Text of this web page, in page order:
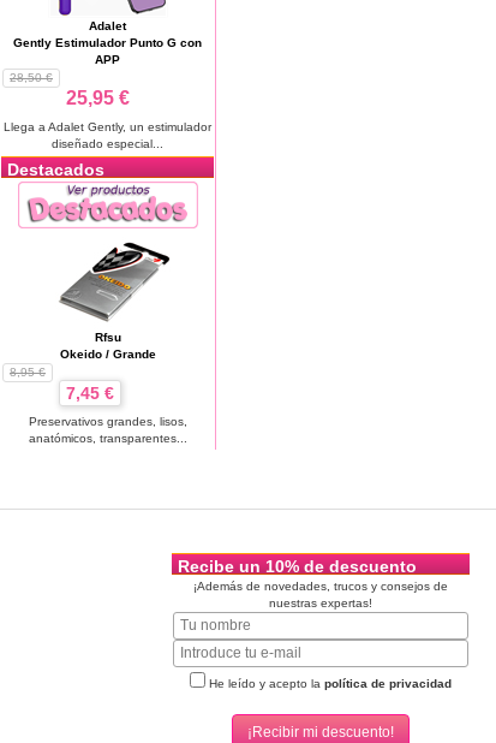
Adalet
Gently Estimulador Punto G con
APP
28,50 €
25,95 €
Llega a Adalet Gently, un estimulador
diseñado especial...
Destacados
Rfsu
Okeido / Grande
8,95 €
7,45 €
Preservativos grandes, lisos,
anatómicos, transparentes...
Recibe un 10% de descuento
¡Además de novedades, trucos y consejos de
nuestras expertas!
He leído y acepto la política de privacidad